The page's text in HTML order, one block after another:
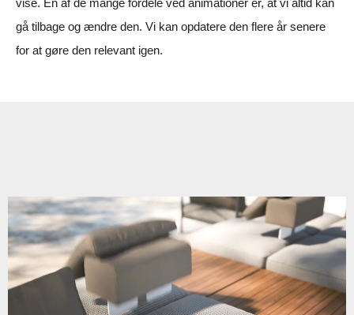
vise. En af de mange fordele ved animationer er, at vi altid kan
gå tilbage og ændre den. Vi kan opdatere den flere år senere
for at gøre den relevant igen.